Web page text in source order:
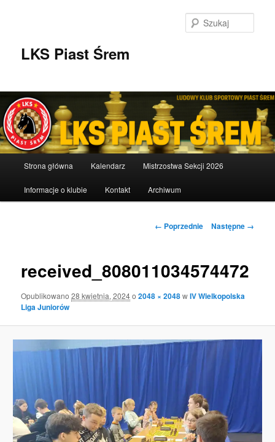
LKS Piast Śrem
Strona główna Kalendarz Mistrzostwa Sekcji 2026
Informacje o klubie Kontakt Archiwum
Nawigacja
← Poprzednie Następne →
received_808011034574472
Opublikowano28 kwietnia, 2024o2048 × 2048wIV Wielkopolska
Liga Juniorów